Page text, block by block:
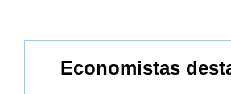
Economistas